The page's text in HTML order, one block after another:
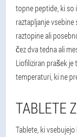
topne peptide, ki so
raztapljanje
raztopine ali
čez dva tedna ali
Liofiliziran prašek
temperaturi, ki ne
TABLETE
Tablete, ki